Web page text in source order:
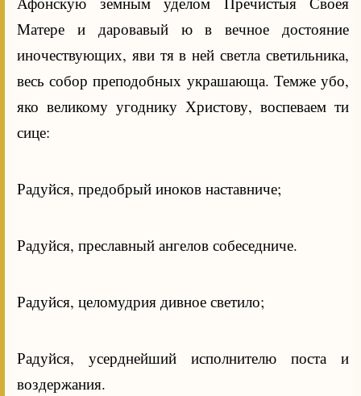
Матере и даровавый ю в вечное достояние
иночествующих, яви тя в ней светла светильника,
весь собор преподобных украшающа. Темже убо,
яко великому угоднику Христову, воспеваем ти
сице:
Радуйся, предобрый иноков наставниче;
Радуйся, преславный ангелов собеседниче.
Радуйся, целомудрия дивное светило;
Радуйся, усерднейший исполнителю поста и
воздержания.